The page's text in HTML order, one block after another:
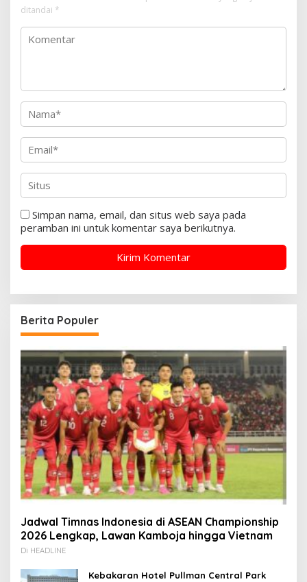
ditandai *
Simpan nama, email, dan situs web saya pada
peramban ini untuk komentar saya berikutnya.
Berita Populer
Jadwal Timnas Indonesia di ASEAN Championship
2026 Lengkap, Lawan Kamboja hingga Vietnam
Di HEADLINE
Kebakaran Hotel Pullman Central Park